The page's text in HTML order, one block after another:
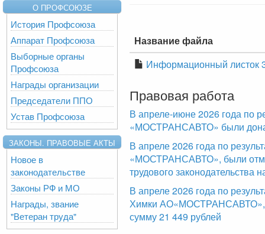
О ПРОФСОЮЗЕ
История Профсоюза
Аппарат Профсоюза
Выборные органы
Профсоюза
Награды организации
Председатели ППО
Устав Профсоюза
ЗАКОНЫ. ПРАВОВЫЕ АКТЫ
Новое в
законодательстве
Законы РФ и МО
Награды, звание
"Ветеран труда"
Название файла
Информационный листок
Правовая работа
В апреле-июне 2026 года по
«МОСТРАНСАВТО» были
В апреле 2026 года по
«МОСТРАНСАВТО», были
трудового
В апреле 2026 года по
Химки АО«МОСТРАНСАВТО»,
сумму 21 449 рублей